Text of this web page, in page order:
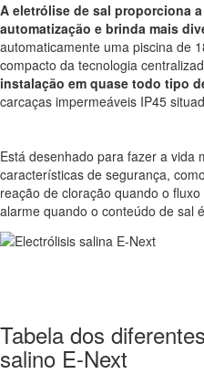
A eletrólise de sal proporciona
automatização e brinda mais
automaticamente uma piscina de
compacto da tecnologia
instalação em quase todo tipo
carcaças impermeáveis IP45
Está desenhado para fazer a vida
características de segurança,
reação de cloração quando o
alarme quando o conteúdo de sal
Tabela dos
salino E-Next